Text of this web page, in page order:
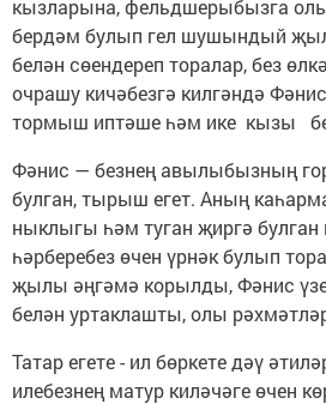
кызларына, фельдшерыбызга
бердәм булып гел шушындый
белән сөендереп торалар, без
очрашу кичәбезгә килгәндә
тормыш иптәше һәм ике кызы
Фәнис — безнең авылыбызның
булган, тырыш егет. Аның
ныклыгы һәм туган җиргә булган
һәрберебез өчен үрнәк булып
җылы әңгәмә корылды, Фәнис
белән уртаклашты, олы
Татар егете - ил бөркете дәү
илебезнең матур киләчәге өчен